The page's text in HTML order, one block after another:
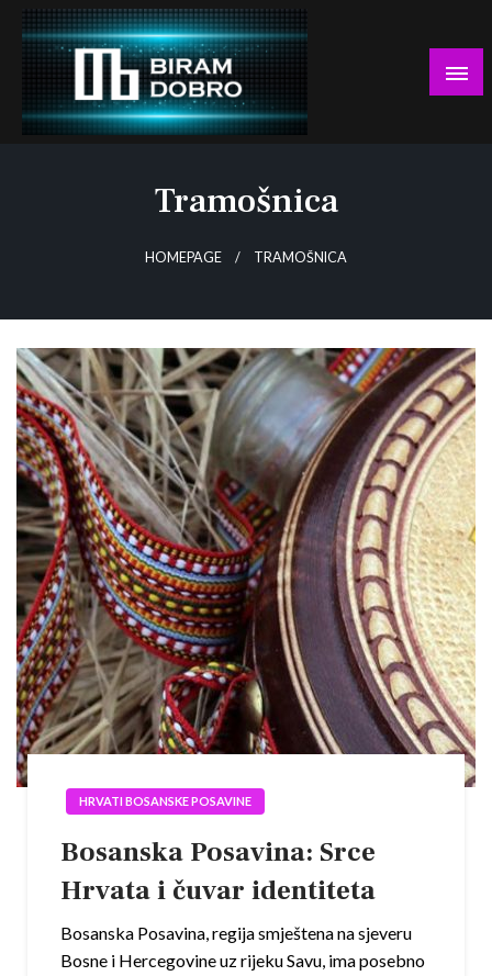
Skip
content
Tramošnica
HOMEPAGE TRAMOŠNICA
HRVATI BOSANSKE POSAVINE
Bosanska Posavina: Srce
Hrvata i čuvar identiteta
Bosanska Posavina, regija smještena na sjeveru
Bosne i Hercegovine uz rijeku Savu, ima posebno